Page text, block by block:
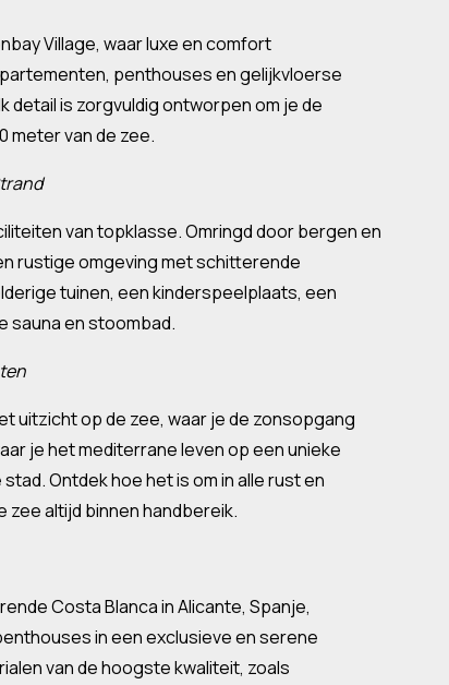
Village, waar luxe en comfort
penthouses en gelijkvloerse
detail is zorgvuldig ontworpen om je de
meter van de zee.
van topklasse. Omringd door bergen en
rustige omgeving met schitterende
tuinen, een kinderspeelplaats, een
sauna en stoombad.
uitzicht op de zee, waar je de zonsopgang
je het mediterrane leven op een unieke
Ontdek hoe het is om in alle rust en
zee altijd binnen handbereik.
Costa Blanca in Alicante, Spanje,
in een exclusieve en serene
van de hoogste kwaliteit, zoals